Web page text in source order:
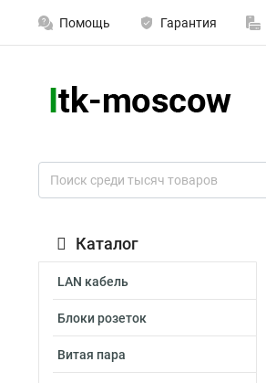
Помощь Гарантия
Каталог
LAN кабель
Блоки розеток
Витая пара